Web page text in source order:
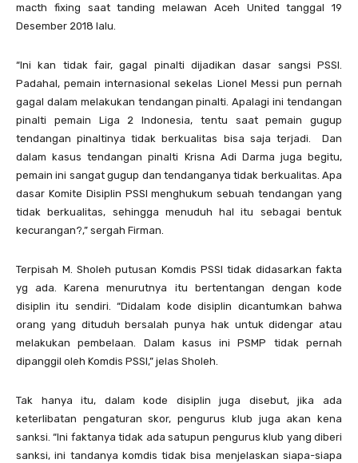
macth fixing saat tanding melawan Aceh United tanggal 19
Desember 2018 lalu.
“Ini kan tidak fair, gagal pinalti dijadikan dasar sangsi PSSI.
Padahal, pemain internasional sekelas Lionel Messi pun pernah
gagal dalam melakukan tendangan pinalti. Apalagi ini tendangan
pinalti pemain Liga 2 Indonesia, tentu saat pemain gugup
tendangan pinaltinya tidak berkualitas bisa saja terjadi. Dan
dalam kasus tendangan pinalti Krisna Adi Darma juga begitu,
pemain ini sangat gugup dan tendanganya tidak berkualitas. Apa
dasar Komite Disiplin PSSI menghukum sebuah tendangan yang
tidak berkualitas, sehingga menuduh hal itu sebagai bentuk
kecurangan?,” sergah Firman.
Terpisah M. Sholeh putusan Komdis PSSI tidak didasarkan fakta
yg ada. Karena menurutnya itu bertentangan dengan kode
disiplin itu sendiri. “Didalam kode disiplin dicantumkan bahwa
orang yang dituduh bersalah punya hak untuk didengar atau
melakukan pembelaan. Dalam kasus ini PSMP tidak pernah
dipanggil oleh Komdis PSSI,” jelas Sholeh.
Tak hanya itu, dalam kode disiplin juga disebut, jika ada
keterlibatan pengaturan skor, pengurus klub juga akan kena
sanksi. “Ini faktanya tidak ada satupun pengurus klub yang diberi
sanksi, ini tandanya komdis tidak bisa menjelaskan siapa-siapa